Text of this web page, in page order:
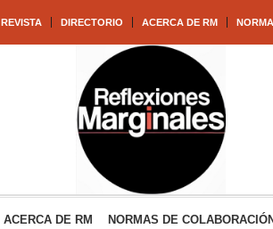
REVISTA DIRECTORIO ACERCA DE RM
ACERCA DE RM NORMAS DE COLABORACIÓN